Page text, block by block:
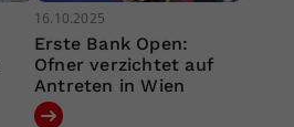
16.10.2025
Erste Bank Open:
Ofner verzichtet auf
Antreten in Wien